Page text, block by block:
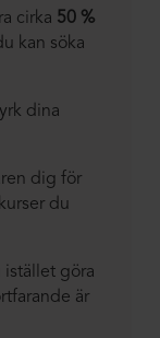
cirka 50 %
kan söka
dina
dig för
du
göra
är